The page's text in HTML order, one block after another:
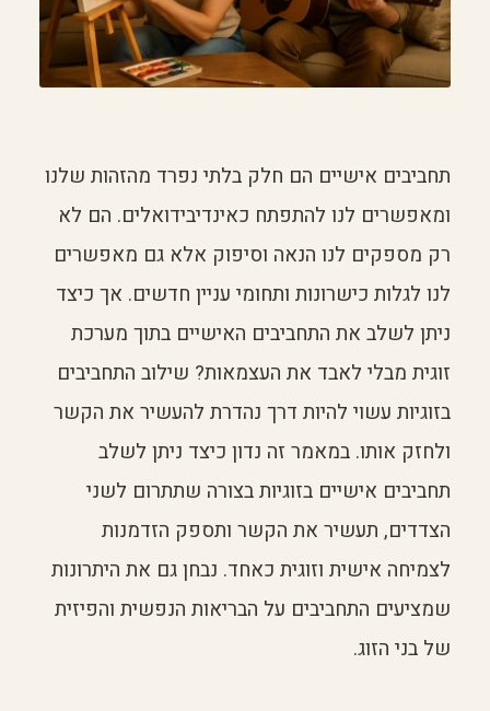
תחביבים אישיים הם חלק בלתי נפרד מהזהות שלנו
ומאפשרים לנו להתפתח כאינדיבידואלים. הם לא
רק מספקים לנו הנאה וסיפוק אלא גם מאפשרים
לנו לגלות כישרונות ותחומי עניין חדשים. אך כיצד
ניתן לשלב את התחביבים האישיים בתוך מערכת
זוגית מבלי לאבד את העצמאות? שילוב התחביבים
בזוגיות עשוי להיות דרך נהדרת להעשיר את הקשר
ולחזק אותו. במאמר זה נדון כיצד ניתן לשלב
תחביבים אישיים בזוגיות בצורה שתתרום לשני
הצדדים, תעשיר את הקשר ותספק הזדמנות
לצמיחה אישית וזוגית כאחד. נבחן גם את היתרונות
שמציעים התחביבים על הבריאות הנפשית והפיזית
של בני הזוג.